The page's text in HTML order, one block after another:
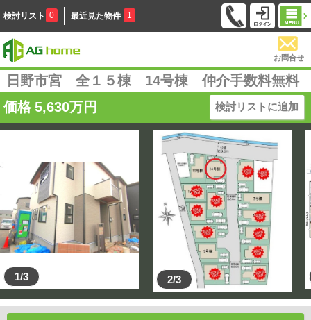
検討リスト 0 最近見た物件 1
お問合せ
日野市宮 全１５棟 14号棟 仲介手数料無料
価格 5,630万円 検討リストに追加
1/3 2/3